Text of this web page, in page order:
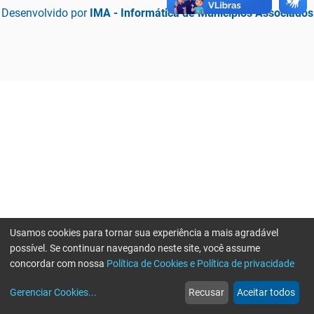
Desenvolvido por IMA - Informática de Municípios Associados
web
Notícias
more_horiz
Mais
Usamos cookies para tornar sua experiência a mais agradável
possível. Se continuar navegando neste site, você assume
concordar com nossa Política de Cookies e Política de privacidade
Gerenciar Cookies... Recusar Aceitar todos
Erro ao enviar informações, por favor tente novamente